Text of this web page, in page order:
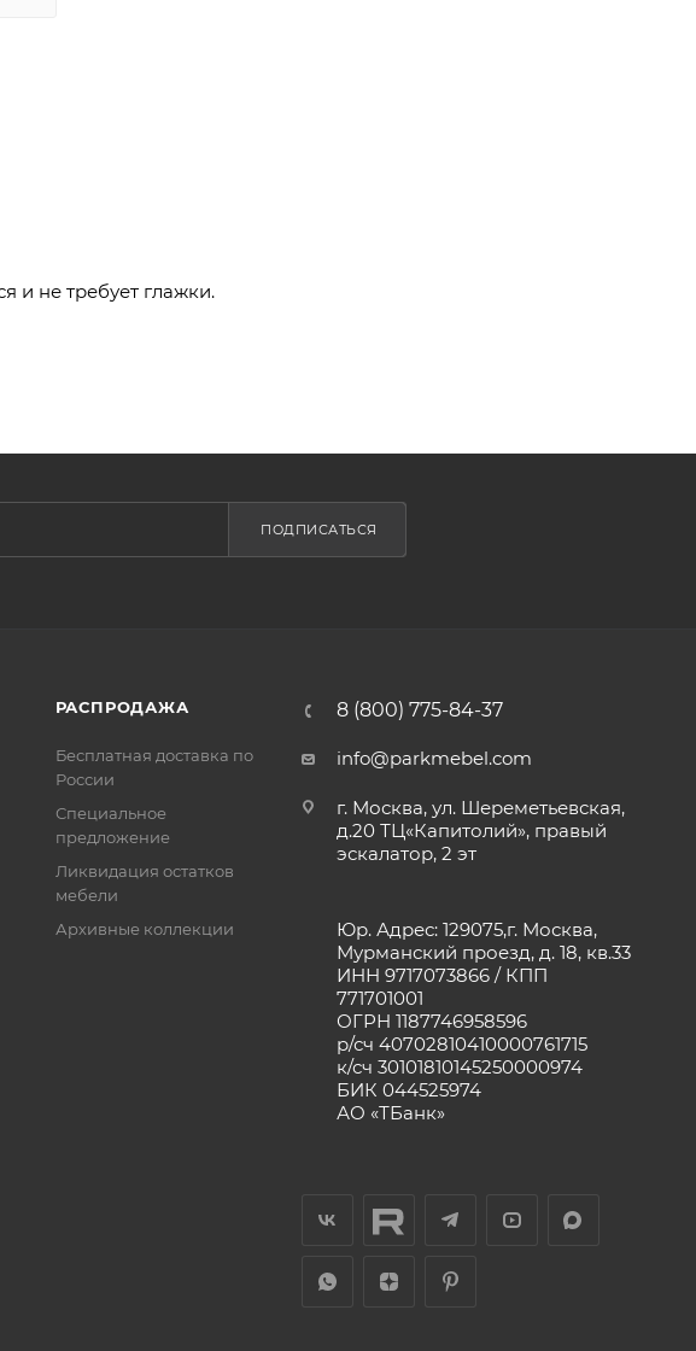
и не требует глажки.
ПОДПИСАТЬСЯ
РАСПРОДАЖА
Бесплатная доставка по
России
Специальное
предложение
Ликвидация остатков
мебели
Архивные коллекции
8 (800) 775-84-37
info@parkmebel.com
г. Москва, ул. Шереметьевская,
д.20 ТЦ«Капитолий», правый
эскалатор, 2 эт
Юр. Адрес: 129075,г. Москва,
Мурманский проезд, д. 18, кв.33
ИНН 9717073866 / КПП
771701001
ОГРН 1187746958596
р/сч 40702810410000761715
к/сч 30101810145250000974
БИК 044525974
АО «ТБанк»